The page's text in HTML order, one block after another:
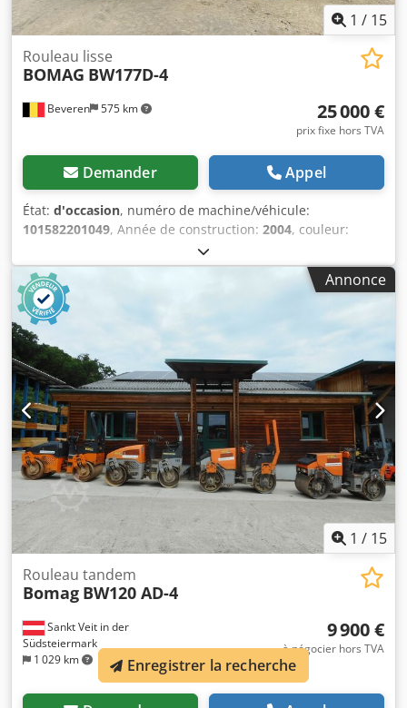
1 / 15
Beveren 575 km
Rouleau lisse
BOMAG BW177D-4
25 000 €
prix fixe hors TVA
Demander Appel
État: d'occasion, numéro de machine/véhicule:
101582201049, Année de construction: 2004, couleur:
, heures de fonctionnement:
vendre ! Consultez notre site internet pour découvrir une
grande variété de machines disponibles à l’achat. Nous
disposons de plus d’options que celles présentées en
ligne, alors n’hésitez pas à nous appeler ou à nous envoyer
un e-mail à tout moment. Codpozblb Uefx Abksrf Toutes
nos machines sont entièrement révisées et contrôlées
pour leur fiabilité. Besoin de photos ? Contactez-nous et
nous vous les transmettrons rapidement. Nous pouvons
vous accompagner en néerlandais, anglais, français,
allemand, espagnol et russe. Découvrez notre large
gamme de machines fiables.
Annonce
1 / 15
Sankt Veit in der
Südsteiermark
1 029 km
Rouleau tandem
Bomag BW120 AD-4
9 900 €
à négocier hors TVA
Enregistrer la recherche